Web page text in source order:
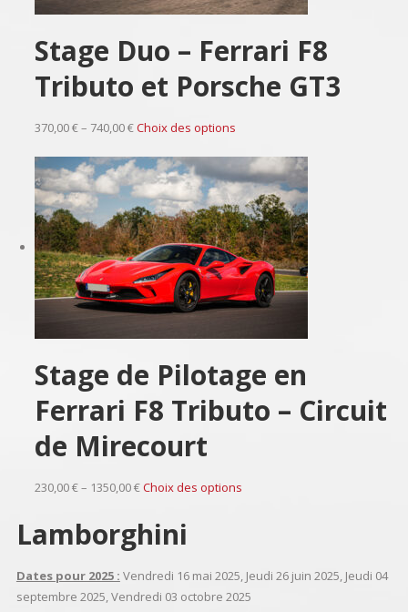
Stage Duo – Ferrari F8
Tributo et Porsche GT3
370,00 € – 740,00 €Choix des options
Stage de Pilotage en
Ferrari F8 Tributo – Circuit
de Mirecourt
230,00 € – 1350,00 €Choix des options
Lamborghini
Dates pour 2025 : Vendredi 16 mai 2025, Jeudi 26 juin 2025, Jeudi 04
septembre 2025, Vendredi 03 octobre 2025